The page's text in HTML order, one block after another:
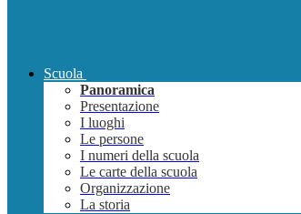
Scuola
Panoramica
Presentazione
I luoghi
Le persone
I numeri della scuola
Le carte della scuola
Organizzazione
La storia